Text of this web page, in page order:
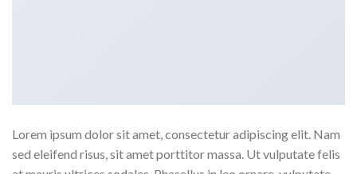
Lorem ipsum dolor sit amet, consectetur adipiscing elit. Nam
sed eleifend risus, sit amet porttitor massa. Ut vulputate felis